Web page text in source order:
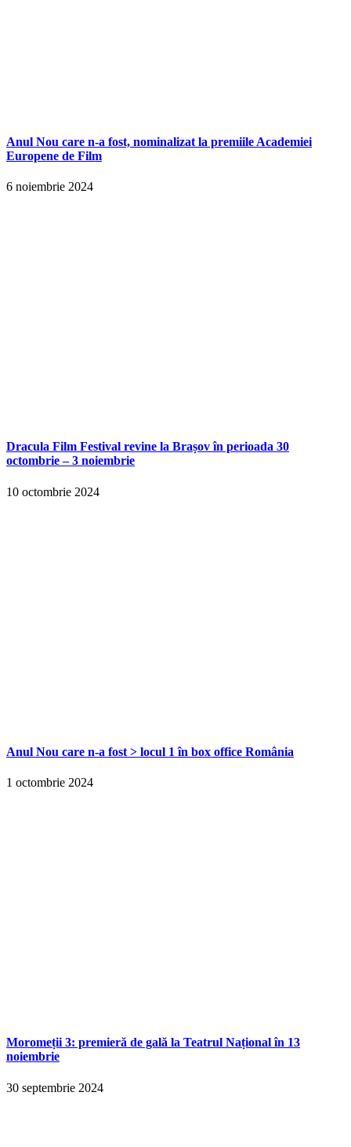
Anul Nou care n-a fost, nominalizat la premiile Academiei
Europene de Film
6 noiembrie 2024
Dracula Film Festival revine la Brașov în perioada 30
octombrie – 3 noiembrie
10 octombrie 2024
Anul Nou care n-a fost > locul 1 în box office România
1 octombrie 2024
Moromeții 3: premieră de gală la Teatrul Național în 13
noiembrie
30 septembrie 2024